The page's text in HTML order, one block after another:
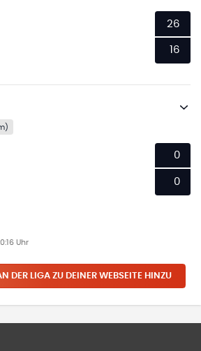
26
16
0
0
Uhr
DER LIGA ZU DEINER WEBSEITE HINZU